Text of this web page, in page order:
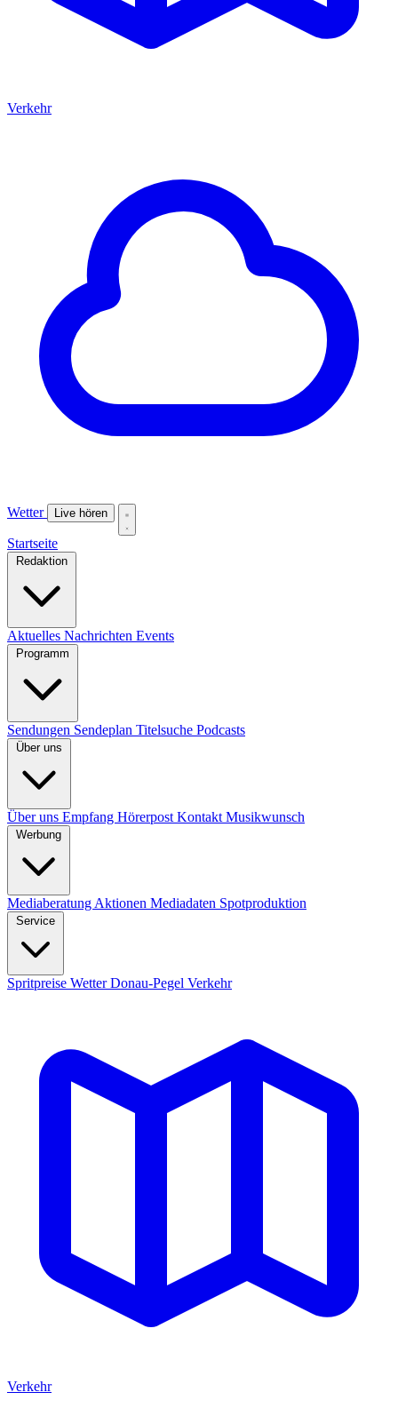
Verkehr
Wetter Live hören
Startseite
Redaktion
Aktuelles Nachrichten Events
Programm
Sendungen Sendeplan Titelsuche Podcasts
Über uns
Über uns Empfang Hörerpost Kontakt Musikwunsch
Werbung
Mediaberatung Aktionen Mediadaten Spotproduktion
Service
Spritpreise WetterDonau-Pegel Verkehr
Verkehr